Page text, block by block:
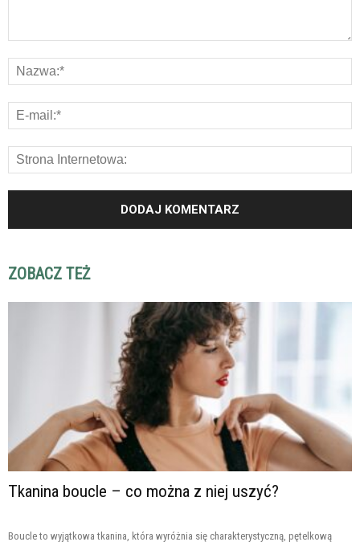
ZOBACZ TEŻ
Tkanina boucle – co można z niej uszyć?
Boucle to wyjątkowa tkanina, która wyróżnia się charakterystyczną, pętelkową